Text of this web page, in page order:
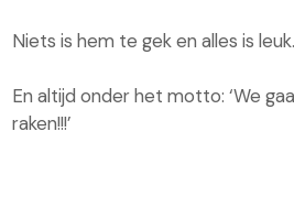
Niets is hem te gek en alles is leuk.
En altijd onder het motto: ‘We
raken!!!’